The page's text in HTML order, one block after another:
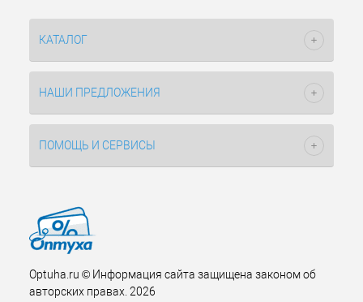
КАТАЛОГ
НАШИ ПРЕДЛОЖЕНИЯ
ПОМОЩЬ И СЕРВИСЫ
Optuha.ru © Информация сайта защищена законом об
авторских правах. 2026